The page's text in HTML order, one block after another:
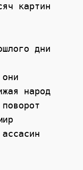
картин
дни
народ